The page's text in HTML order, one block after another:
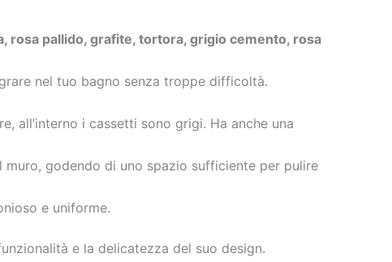
rosa pallido, grafite, tortora, grigio cemento, rosa
nel tuo bagno senza troppe difficoltà.
all’interno i cassetti sono grigi. Ha anche una
godendo di uno spazio sufficiente per pulire
e uniforme.
e la delicatezza del suo design.